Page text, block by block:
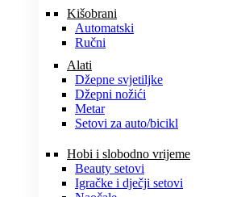
Kišobrani
Automatski
Ručni
Alati
Džepne svjetiljke
Džepni nožići
Metar
Setovi za auto/bicikl
Hobi i slobodno vrijeme
Beauty setovi
Igračke i dječji setovi